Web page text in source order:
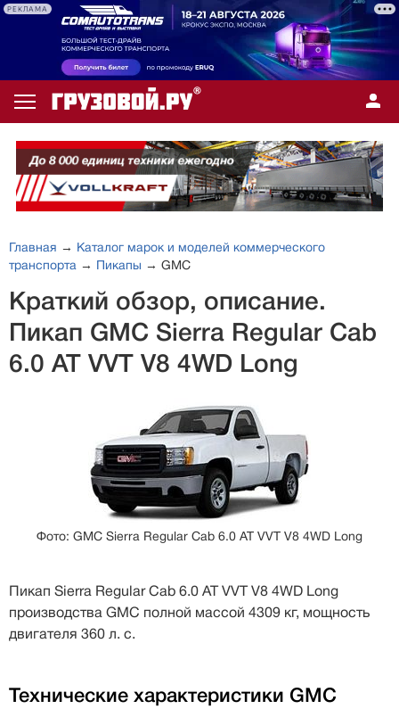
РЕКЛАМА
Главная → Каталог марок и моделей коммерческого
транспорта → Пикапы → GMC
Краткий обзор, описание.
Пикап GMC Sierra Regular Cab
6.0 AT VVT V8 4WD Long
Фото: GMC Sierra Regular Cab 6.0 AT VVT V8 4WD Long
Пикап Sierra Regular Cab 6.0 AT VVT V8 4WD Long
производства GMC полной массой 4309 кг, мощность
двигателя 360 л. с.
Технические характеристики GMC